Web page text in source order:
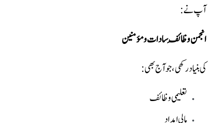
آپ نے:
انجمن وظائفِ سادات و مؤمنین
کی بنیاد رکھی، جو آج بھی:
تعلیمی وظائف
مالی امداد